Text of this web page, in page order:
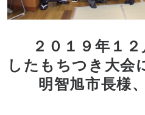
２０１９年１
したもちつき大会
明智旭市長様、